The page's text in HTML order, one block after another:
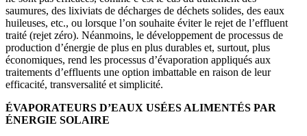
saumures, des lixiviats de décharges de déchets solides, des eaux
huileuses, etc., ou lorsque l’on souhaite éviter le rejet de l’effluent
traité (rejet zéro). Néanmoins, le développement de processus de
production d’énergie de plus en plus durables et, surtout, plus
économiques, rend les processus d’évaporation appliqués aux
traitements d’effluents une option imbattable en raison de leur
efficacité, transversalité et simplicité.
ÉVAPORATEURS D’EAUX USÉES ALIMENTÉS PAR
ÉNERGIE SOLAIRE